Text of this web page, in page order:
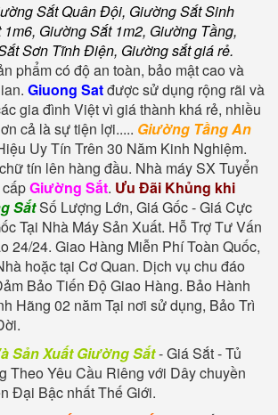
Sắt Quân Đội, Giường Sắt Sinh
Giường Sắt 1m2, Giường Tầng,
Sơn Tĩnh Điện, Giường sắt giá rẻ.
phẩm có độ an toàn, bảo mật cao và
Giuong Satđược sử dụng rộng rãi và
gia đình Việt vì giá thành khá rẻ, nhiều
cả là sự tiện lợi..... Giường Tầng An
Uy Tín Trên 30 Năm Kinh Nghiệm.
tín lên hàng đầu. Nhà máy SX Tuyển
Giường Sắt. Ưu Đãi Khủng khi
SắtSố Lượng Lớn, Giá Gốc - Giá Cực
Tại Nhà Máy Sản Xuất. Hỗ Trợ Tư Vấn
24/24. Giao Hàng Miễn Phí Toàn Quốc,
hoặc tại Cơ Quan. Dịch vụ chu đáo
Bảo Tiến Độ Giao Hàng. Bảo Hành
Hãng 02 năm Tại nơi sử dụng, Bảo Trì
Sản Xuất Giường Sắt- Giá Sắt - Tủ
Theo Yêu Cầu Riêng với Dây chuyền
Đại Bậc nhất Thế Giới.